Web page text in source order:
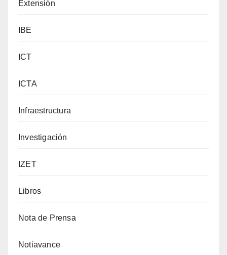
Extensión
IBE
ICT
ICTA
Infraestructura
Investigación
IZET
Libros
Nota de Prensa
Notiavance